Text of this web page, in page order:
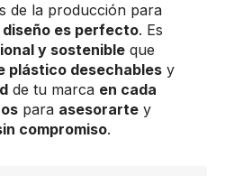
de la producción para
diseño es perfecto. Es
y sostenible que
plástico desechables y
de tu marca en cada
para asesorarte y
compromiso.